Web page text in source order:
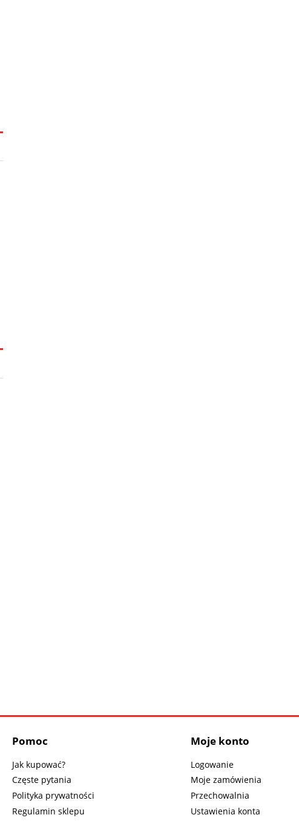
Pomoc
Jak kupować?
Częste pytania
Polityka prywatności
Regulamin sklepu
Moje konto
Logowanie
Moje zamówienia
Przechowalnia
Ustawienia konta